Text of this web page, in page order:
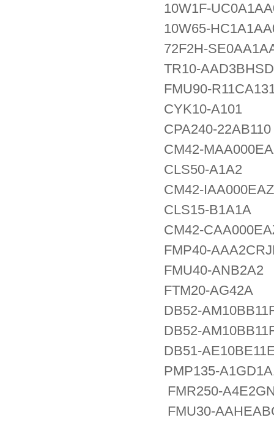
10W1F-
10W65-
72F2H-
TR10-
FMU90-
CYK10-A101
CPA240-22AB110
CM42-
CLS50-A1A2
CM42-
CLS15-B1A1A
CM42-
FMP40-
FMU40-ANB2A2
FTM20-AG42A
DB52-
DB52-
DB51-
PMP135-
FMR250-
FMU30-